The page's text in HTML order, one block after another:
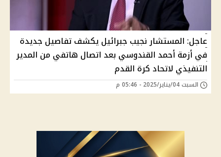
عاجل: المستشار نجيب جبرائيل يكشف تفاصيل جديدة
في أزمة أحمد القندوسي بعد اتصال هاتفي من المدير
التنفيذي لاتحاد كرة القدم
السبت 04/يناير/2025 - 05:46 م